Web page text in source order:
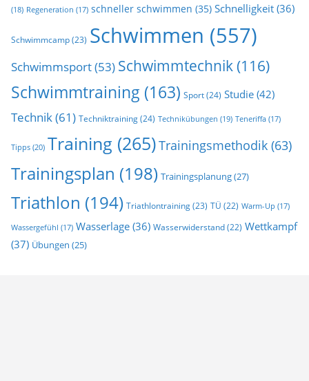
(18) Regeneration (17) schneller schwimmen (35) Schnelligkeit (36)
Schwimmcamp(23) Schwimmen (557)
Schwimmsport(53) Schwimmtechnik(116)
Schwimmtraining (163) Sport(24) Studie (42)
Technik(61) Techniktraining(24) Technikübungen (19) Teneriffa (17)
Tipps (20) Training (265)Trainingsmethodik (63)
Trainingsplan (198) Trainingsplanung(27)
Triathlon (194) Triathlontraining(23) TÜ (22) Warm-Up (17)
Wassergefühl (17) Wasserlage (36) Wasserwiderstand(22) Wettkampf
(37) Übungen (25)